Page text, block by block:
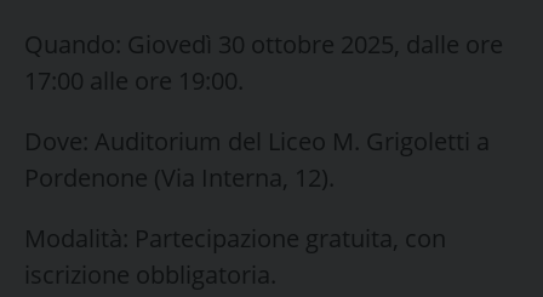
​Quando: Giovedì 30 ottobre 2025, dalle ore
17:00 alle ore 19:00.
​Dove: Auditorium del Liceo M. Grigoletti a
Pordenone (Via Interna, 12).
​Modalità: Partecipazione gratuita, con
iscrizione obbligatoria.